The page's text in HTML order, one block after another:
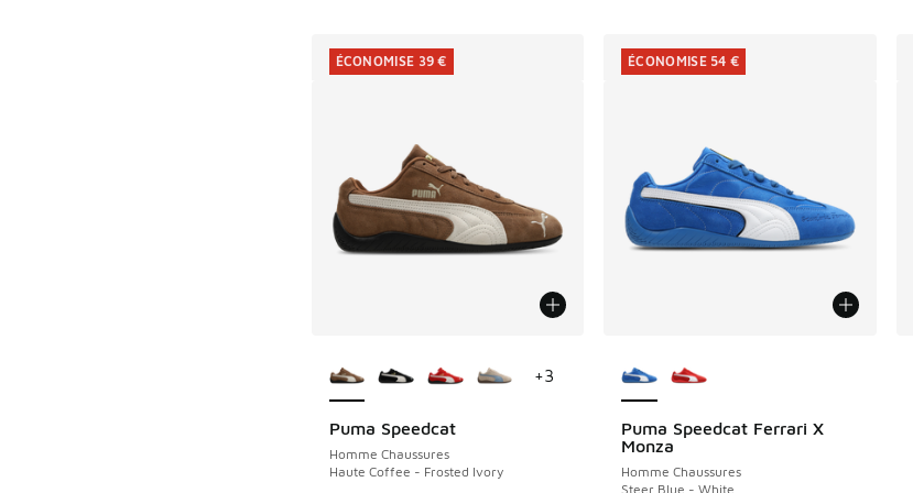
Puma Speedcat
Homme Chaussures
Haute Coffee - Frosted Ivory
ÉCONOMISE 39 €
+3
ÉCONOMISE 39 €
Puma Speedcat Ferrari X
Monza
Homme Chaussures
Steer Blue - White
ÉCONOMISE 54 €
ÉCONOMISE 54 €